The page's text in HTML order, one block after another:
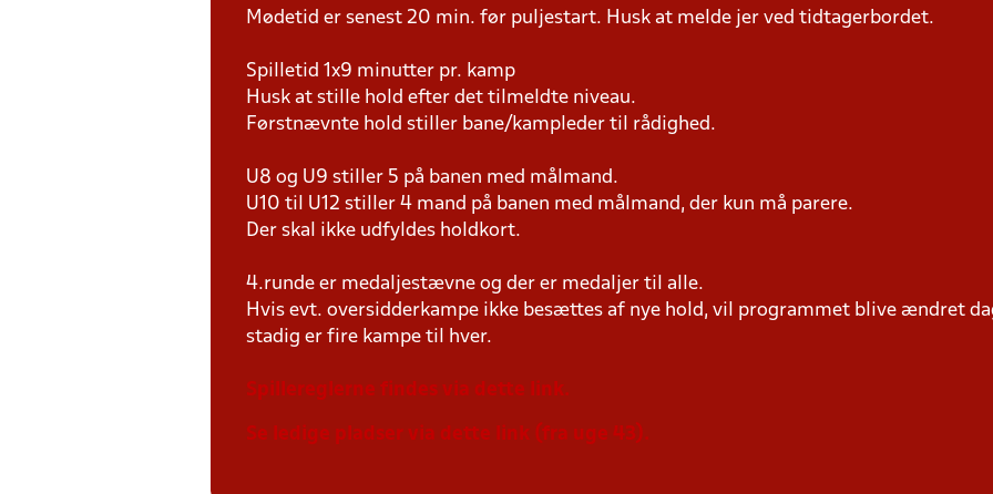
Mødetid er senest 20 min. før puljestart. Husk at melde jer ved tidtagerbordet.
Spilletid 1x9 minutter pr. kamp
Husk at stille hold efter det tilmeldte niveau.
Førstnævnte hold stiller bane/kampleder til rådighed.
U8 og U9 stiller 5 på banen med målmand.
U10 til U12 stiller 4 mand på banen med målmand, der kun må parere.
Der skal ikke udfyldes holdkort.
4.runde er medaljestævne og der er medaljer til alle.
Hvis evt. oversidderkampe ikke besættes af nye hold, vil programmet blive ændret
stadig er fire kampe til hver.
Spillereglerne findes via dette link.
Se ledige pladser via dette link (fra uge 43).